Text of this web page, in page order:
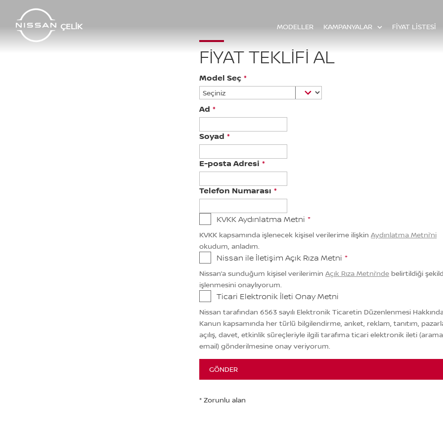
ÇELIK MODELLER KAMPANYALAR FİYAT LİSTESİ
FIYAT TEKLIFI AL
Model Seç *
Ad *
Soyad *
E-posta Adresi *
Telefon Numarası *
KVKK Aydınlatma Metni *
KVKK kapsamında işlenecek kişisel verilerime ilişkinAydınlatma Metni’ni
okudum, anladım.
Nissan ile İletişim Açık Rıza Metni *
Nissan’a sunduğum kişisel verileriminAçık Rıza Metni’nde belirtildiği
işlenmesini onaylıyorum.
Ticari Elektronik İleti Onay Metni
Nissan tarafından 6563 sayılı Elektronik Ticaretin Düzenlenmesi
Kanun kapsamında her türlü bilgilendirme, anket, reklam, tanıtım,
açılış, davet, etkinlik süreçleriyle ilgili tarafıma ticari elektronik ileti (arama,
email) gönderilmesine onay veriyorum.
GÖNDER